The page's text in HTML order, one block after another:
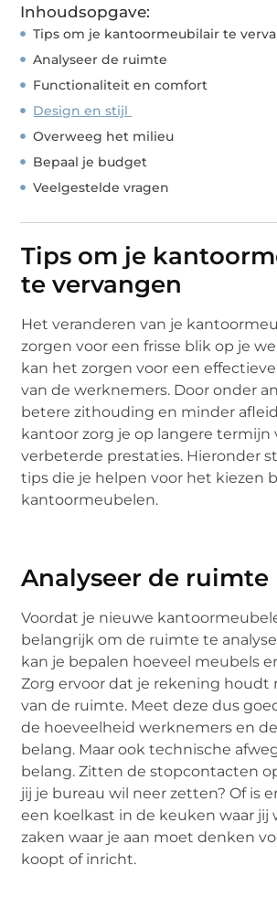
Inhoudsopgave:
Tips om je kantoormeubilair te
Analyseer de ruimte
Functionaliteit en comfort
Design en stijl
Overweeg het milieu
Bepaal je budget
Veelgestelde vragen
Tips om je
te vervangen
Het veranderen van je
zorgen voor een frisse blik op je
kan het zorgen voor een
van de werknemers. Door onder
betere zithouding en minder
kantoor zorg je op langere termijn
verbeterde prestaties. Hieronder
tips die je helpen voor het kiezen
kantoormeubelen.
Analyseer de ruimte
Voordat je nieuwe
belangrijk om de ruimte te
kan je bepalen hoeveel meubels
Zorg ervoor dat je rekening
van de ruimte. Meet deze dus
de hoeveelheid werknemers en
belang. Maar ook technische
belang. Zitten de stopcontacten
jij je bureau wil neer zetten? Of is
een koelkast in de keuken waar jij
zaken waar je aan moet denken
koopt of inricht.